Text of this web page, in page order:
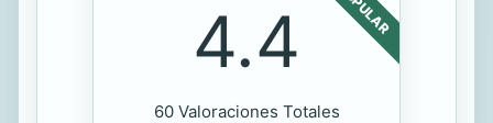
4.4
60 Valoraciones Totales